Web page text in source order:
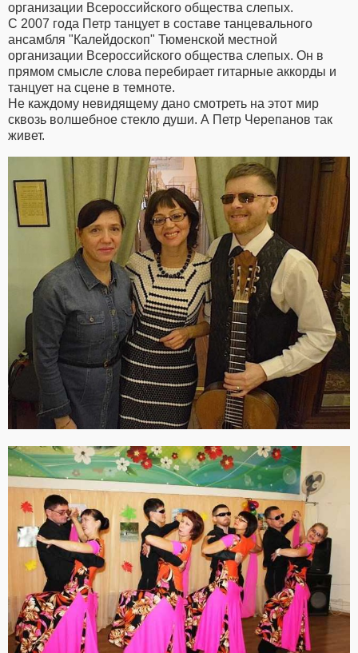
организации Всероссийского общества слепых.
С 2007 года Петр танцует в составе танцевального
ансамбля "Калейдоскоп" Тюменской местной
организации Всероссийского общества слепых. Он в
прямом смысле слова перебирает гитарные аккорды и
танцует на сцене в темноте.
Не каждому невидящему дано смотреть на этот мир
сквозь волшебное стекло души. А Петр Черепанов так
живет.